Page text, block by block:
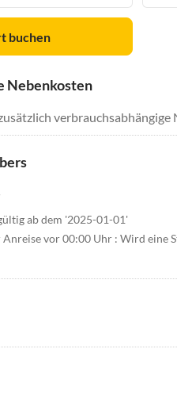
buchen
Nebenkosten
ab dem '2025-01-01'
Anreise vor 00:00 Uhr : Wird eine